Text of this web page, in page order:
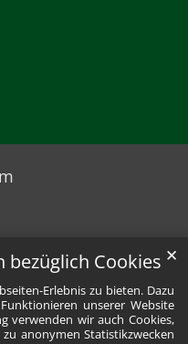
bezüglich Cookies
Erlebnis zu bieten. Dazu
unserer Website
verwenden wir auch Cookies,
anonymen Statistikzwecken
✕